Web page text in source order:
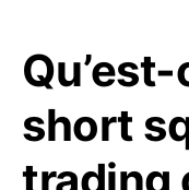
Qu’est-
short